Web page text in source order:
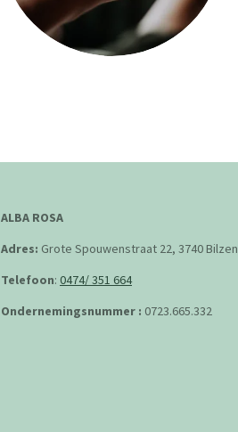
ALBA ROSA
Adres: Grote Spouwenstraat 22, 3740 Bilzen
Telefoon: 0474/ 351 664
Ondernemingsnummer : 0723.665.332